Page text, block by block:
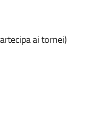
ai tornei)